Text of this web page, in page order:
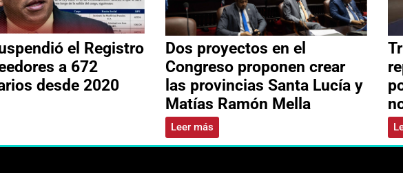
el Registro
a 672
desde 2020
Dos proyectos en el
Congreso proponen crear
las provincias Santa Lucía y
Matías Ramón Mella
Leer más